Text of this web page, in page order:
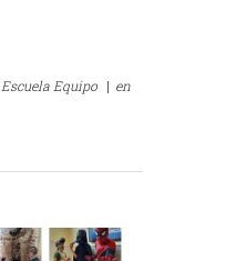
Escuela Equipo | en